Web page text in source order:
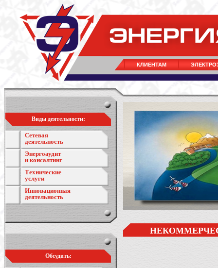
КЛИЕНТАМ
Виды деятельности:
Сетевая
деятельность
Энергоаудит
и консалтинг
Технические
услуги
Инновационная
деятельность
Обсудить: